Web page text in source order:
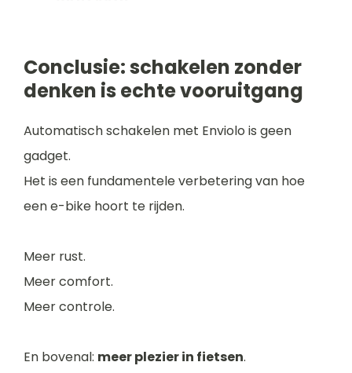
Conclusie: schakelen zonder
denken is echte vooruitgang
Automatisch schakelen met Enviolo is geen
gadget.
Het is een fundamentele verbetering van hoe
een e-bike hoort te rijden.
Meer rust.
Meer comfort.
Meer controle.
En bovenal: meer plezier in fietsen.